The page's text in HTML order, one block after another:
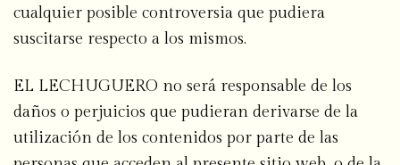
cualquier posible controversia que pudiera
suscitarse respecto a los mismos.
EL LECHUGUERO no será responsable de los
daños o perjuicios que pudieran derivarse de la
utilización de los contenidos por parte de las